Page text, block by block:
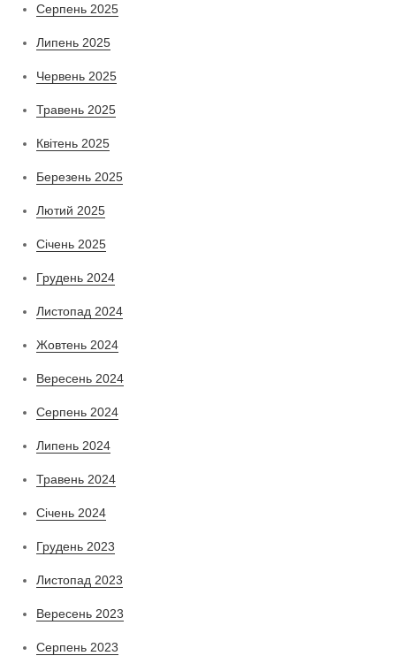
Серпень 2025
Липень 2025
Червень 2025
Травень 2025
Квітень 2025
Березень 2025
Лютий 2025
Січень 2025
Грудень 2024
Листопад 2024
Жовтень 2024
Вересень 2024
Серпень 2024
Липень 2024
Травень 2024
Січень 2024
Грудень 2023
Листопад 2023
Вересень 2023
Серпень 2023